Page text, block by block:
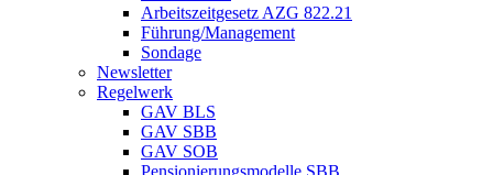
Arbeitszeitgesetz AZG 822.21
Führung/Management
Sondage
Newsletter
Regelwerk
GAV BLS
GAV SBB
GAV SOB